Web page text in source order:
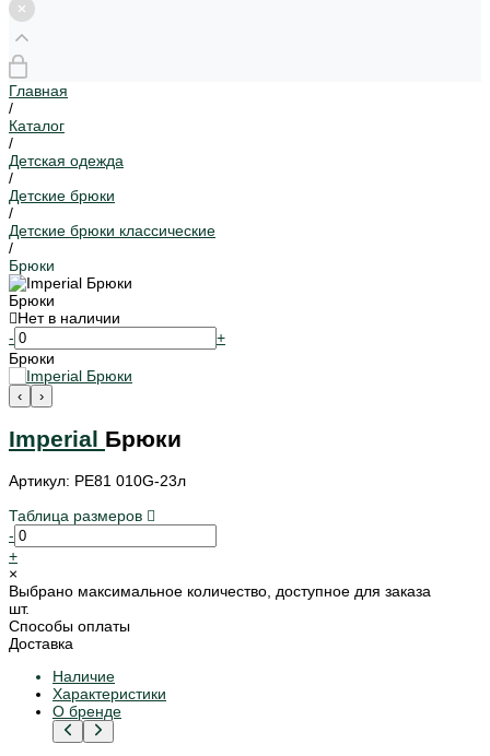
Главная
/
Каталог
/
Детская одежда
/
Детские брюки
/
Детские брюки классические
/
Брюки
Брюки
Нет в наличии
-
+
Брюки
‹ ›
Imperial Брюки
Артикул: PE81 010G-23л
Таблица размеров
-
+
×
Выбрано максимальное количество, доступное для заказа
шт.
Способы оплаты
Доставка
Наличие
Характеристики
О бренде